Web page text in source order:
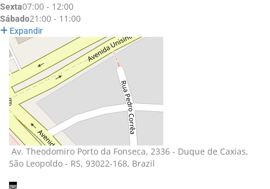
Sexta07:00 - 12:00
Sábado21:00 - 11:00
Expandir
Av. Theodomiro Porto da Fonseca, 2336 - Duque de Caxias,
São Leopoldo - RS, 93022-168, Brazil